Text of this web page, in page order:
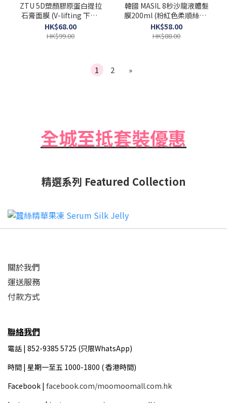
ZTU 5D塑顏膠原蛋白提拉
石膏面膜 (V-lifting 下巴)
一盒5片 [Exp 2026-06-12]
HK$68.00
HK$99.00
韓國 MASIL 8秒沙龍液體髮
膜200ml (粉紅色柔順絲滑)
Salon Hair Mask
HK$58.00
HK$88.00
1 2 »
全城至抵套裝優惠
精選系列 Featured Collection
關於我們
運送服務
付款方式
聯絡我們
電話 | 852-9385 5725 (只限WhatsApp)
時間 | 星期一至五 1000-1800 ( 香港時間)
Facebook | facebook.com/moomoomall.com.hk